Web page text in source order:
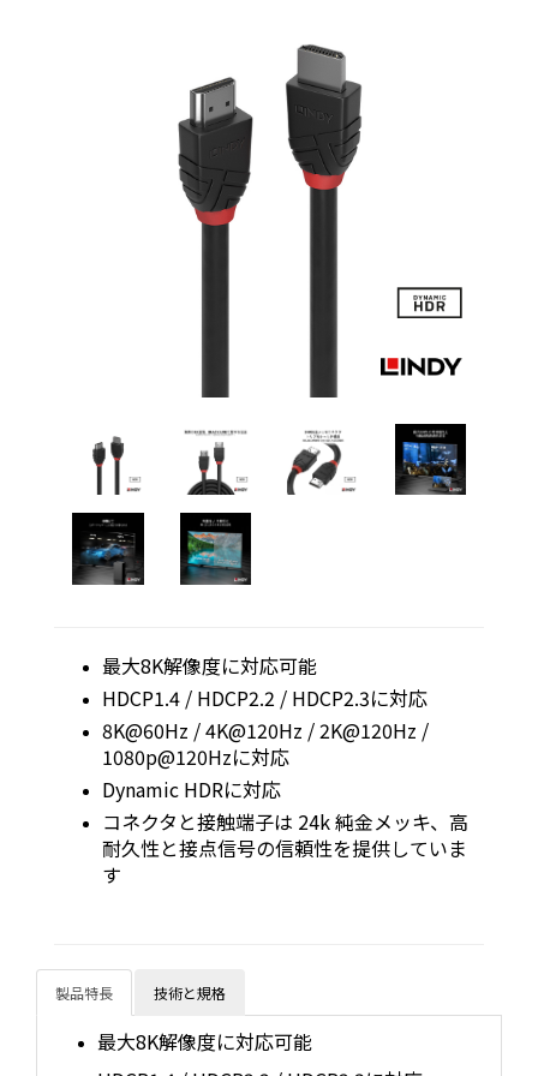
最大8K解像度に対応可能
HDCP1.4 / HDCP2.2 / HDCP2.3に対応
8K@60Hz / 4K@120Hz / 2K@120Hz /
1080p@120Hzに対応
Dynamic HDRに対応
コネクタと接触端子は 24k 純金メッキ、高
耐久性と接点信号の信頼性を提供していま
す
製品特長 技術と規格
最大8K解像度に対応可能